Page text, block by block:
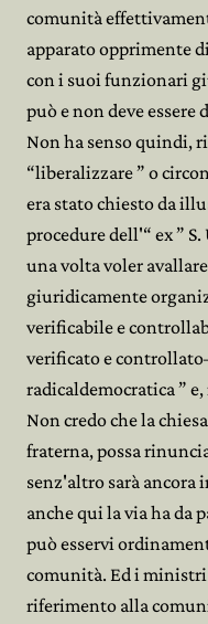
comunità
apparato opprimente
con i suoi funzionari
può e non deve essere
Non ha senso quindi,
“liberalizzare ” o
era stato chiesto da
procedure dell'“ ex ”
una volta voler
giuridicamente
verificabile e
verificato e
radicaldemocratica ”
Non credo che la
fraterna, possa
senz'altro sarà ancora
anche qui la via ha da
può esservi
comunità. Ed i
riferimento alla